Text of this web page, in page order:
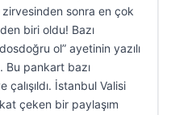
sonra en çok
biri oldu! Bazı
ol” ayetinin yazılı
Bu pankart bazı
İstanbul Valisi
çeken bir paylaşım